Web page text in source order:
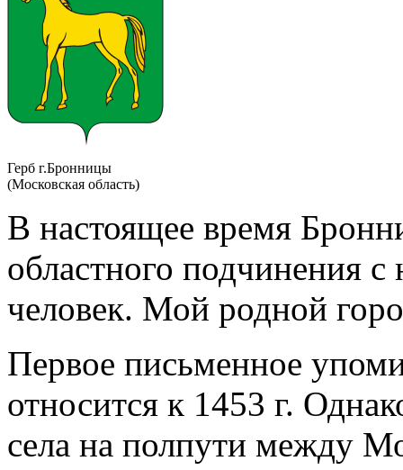
Герб г.Бронницы
(Московская область)
В настоящее время
областного подчинения
человек. Мой родной
Первое письменное
относится к 1453 г.
села на полпути между